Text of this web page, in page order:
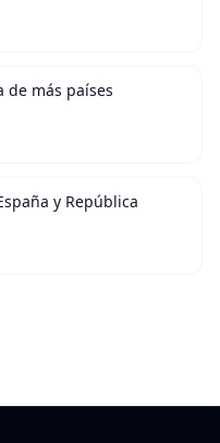
de más países
y República